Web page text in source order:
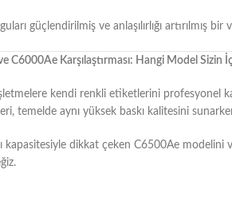
güçlendirilmiş ve anlaşılırlığı artırılmış bir
C6000Ae Karşılaştırması: Hangi Model Sizin
kendi renkli etiketlerini profesyonel
temelde aynı yüksek baskı kalitesini
kapasitesiyle dikkat çeken C6500Ae